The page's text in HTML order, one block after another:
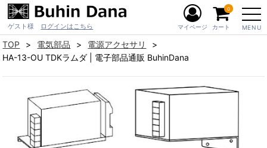
ゲスト様 ログインはこちら MENU
マイページ カート
0
TOP 電気部品
電源アクセサリ
HA-13-OU TDKラムダ | 電子部品通販 BuhinDana